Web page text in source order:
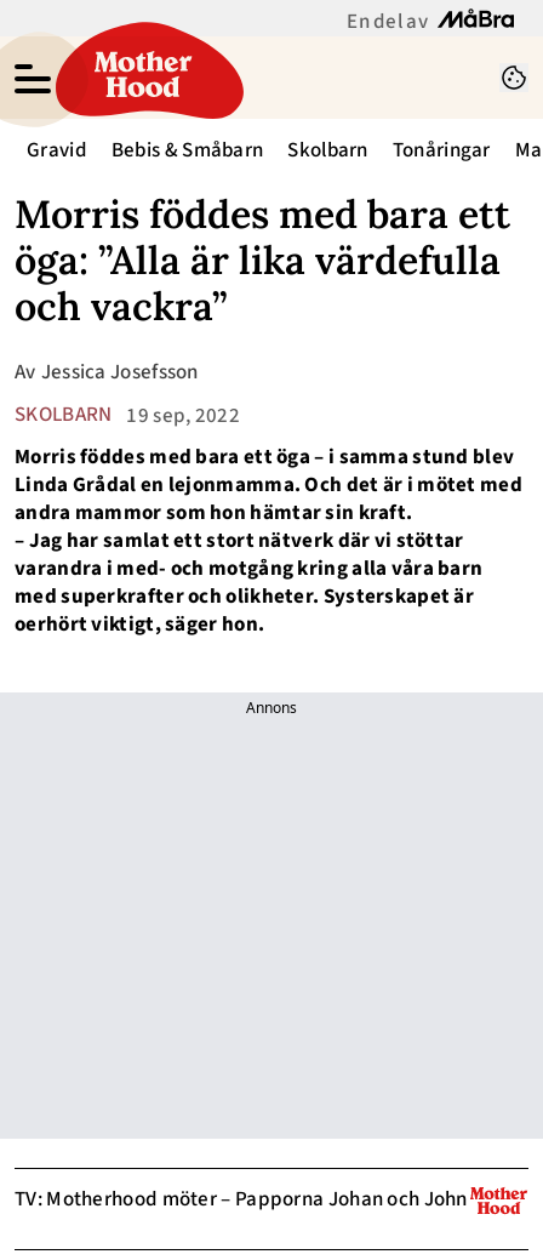
En del av
Gravid Bebis & Småbarn Skolbarn Tonåringar
Morris föddes med bara ett
öga: ”Alla är lika värdefulla
och vackra”
SKOLBARN 19 sep, 2022
Av Jessica Josefsson
Morris föddes med bara ett öga – i samma stund blev
Linda Grådal en lejonmamma. Och det är i mötet med
andra mammor som hon hämtar sin kraft.
– Jag har samlat ett stort nätverk där vi stöttar
varandra i med- och motgång kring alla våra barn
med superkrafter och olikheter. Systerskapet är
oerhört viktigt, säger hon.
Annons
TV: Motherhood möter – Papporna Johan och John